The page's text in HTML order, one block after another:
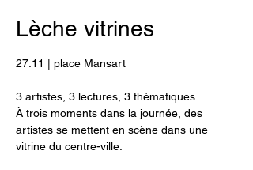
Lèche vitrines
27.11 | place Mansart
3 artistes, 3 lectures, 3 thématiques.
À trois moments dans la journée, des
artistes se mettent en scène dans une
vitrine du centre-ville.